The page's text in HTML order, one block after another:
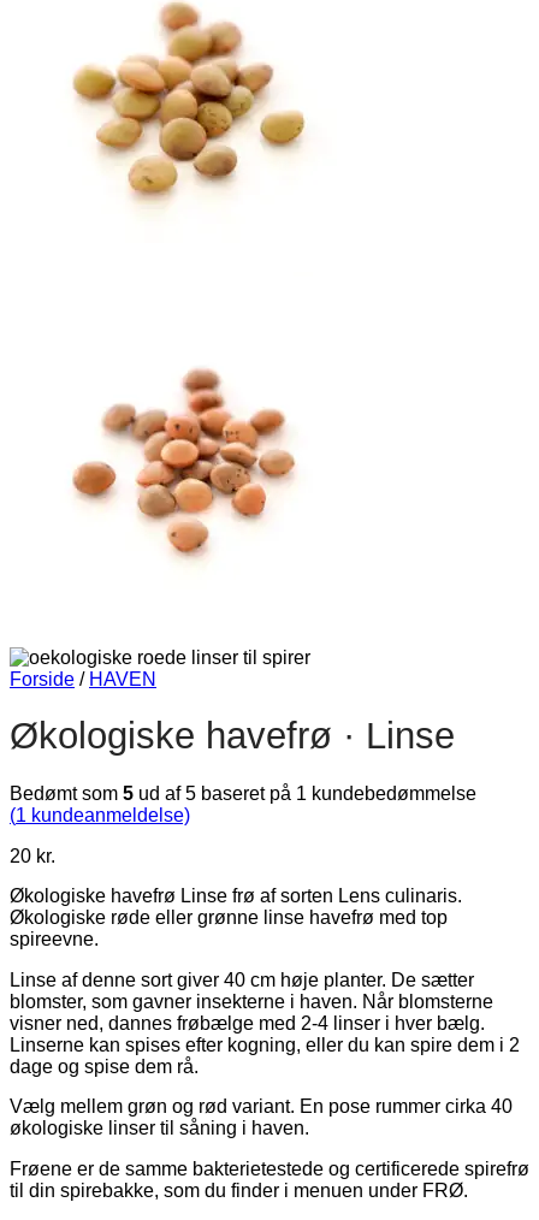
Forside / HAVEN
Økologiske havefrø · Linse
Bedømt som 5 ud af 5 baseret på 1 kundebedømmelse
(1 kundeanmeldelse)
20 kr.
Økologiske havefrø Linse frø af sorten Lens culinaris.
Økologiske røde eller grønne linse havefrø med top
spireevne.
Linse af denne sort giver 40 cm høje planter. De sætter
blomster, som gavner insekterne i haven. Når blomsterne
visner ned, dannes frøbælge med 2-4 linser i hver bælg.
Linserne kan spises efter kogning, eller du kan spire dem i 2
dage og spise dem rå.
Vælg mellem grøn og rød variant. En pose rummer cirka 40
økologiske linser til såning i haven.
Frøene er de samme bakterietestede og certificerede spirefrø
til din spirebakke, som du finder i menuen under FRØ.